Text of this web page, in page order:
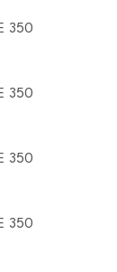
350
350
350
350